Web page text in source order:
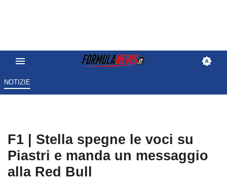
NOTIZIE
F1 | Stella spegne le voci su
Piastri e manda un messaggio
alla Red Bull